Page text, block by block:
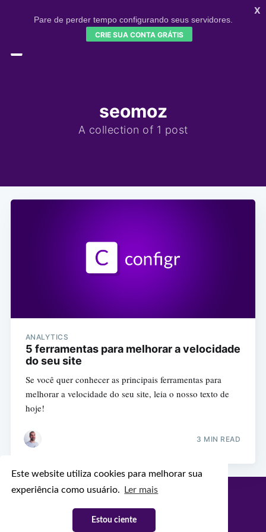
Este website utiliza cookies para melhorar sua
experiência como usuário.
Ler mais
Estou ciente
Pare de perder tempo configurando seus servidores.
CRIE SUA CONTA GRÁTIS
X
seomoz
A collection of 1 post
ANALYTICS
5 ferramentas para melhorar a velocidade
do seu site
Se você quer conhecer as principais ferramentas para
melhorar a velocidade do seu site, leia o nosso texto de
hoje!
3 MIN READ
Configr Blog© 2026
Latest Posts
Facebook